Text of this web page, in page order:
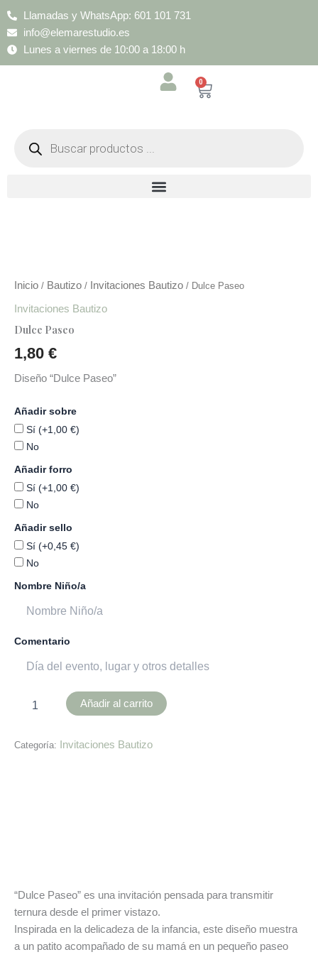
Llamadas y WhatsApp: 601 101 731
info@elemarestudio.es
Lunes a viernes de 10:00 a 18:00 h
0
Cart
productos
Inicio / Bautizo / Invitaciones Bautizo / Dulce Paseo
Invitaciones Bautizo
Dulce Paseo
1,80 €
Diseño “Dulce Paseo”
Añadir sobre
Sí (+1,00 €)
No
Añadir forro
Sí (+1,00 €)
No
Añadir sello
Sí (+0,45 €)
No
Nombre Niño/a
Comentario
Añadir al carrito
Categoría: Invitaciones Bautizo
“Dulce Paseo” es una invitación pensada para transmitir
ternura desde el primer vistazo.
Inspirada en la delicadeza de la infancia, este diseño muestra
a un patito acompañado de su mamá en un pequeño paseo